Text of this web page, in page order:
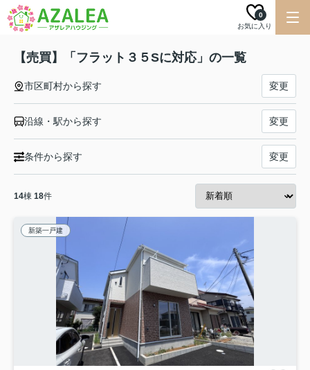
お気に入り
0
【売買】「フラット３５Sに対応」の一覧
市区町村から探す 変更
沿線・駅から探す 変更
条件から探す 変更
14棟 18件
新築一戸建